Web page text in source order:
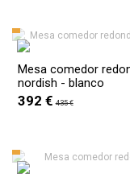
Mesa comedor
nordish - blanco
392 € 435 €